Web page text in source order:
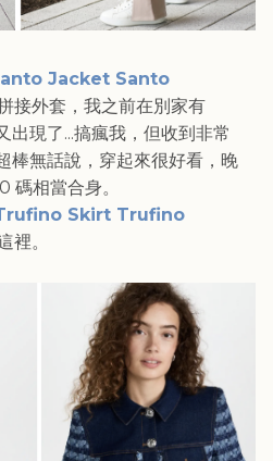
Jacket Santo
接外套，我之前在別家有
出現了...搞瘋我，但收到非常
棒無話說，穿起來很好看，晚
碼相當合身。
Skirt Trufino
裡。